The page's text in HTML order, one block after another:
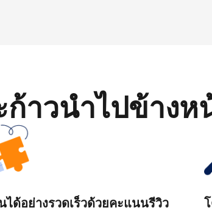
ก้าวนำไปข้างห
ได้อย่างรวดเร็วด้วยคะแนนรีวิว